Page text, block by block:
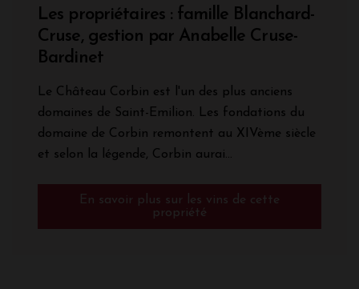
Les propriétaires : famille Blanchard-
Cruse, gestion par Anabelle Cruse-
Bardinet
Le Château Corbin est l'un des plus anciens
domaines de Saint-Emilion. Les fondations du
domaine de Corbin remontent au XIVème siècle
et selon la légende, Corbin aurai...
En savoir plus sur les vins de cette
propriété